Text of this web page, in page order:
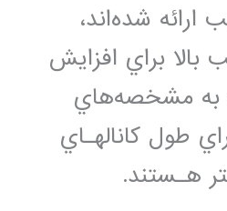
ﺗﺮﺗﻴﺐ ﺍﺭﺍﺋﻪ ﺷﺪﻩﺍﻧﺪ،
ﺑﺎﻻ ﺑﺮﺍﻱ ﺍﻓﺰﺍﻳﺶ
ﺑﻪ ﻣﺸﺨﺼﻪﻫﺎﻱ
ﻃﻮﻝ ﻛﺎﻧﺎﻟﻬـﺎﻱ